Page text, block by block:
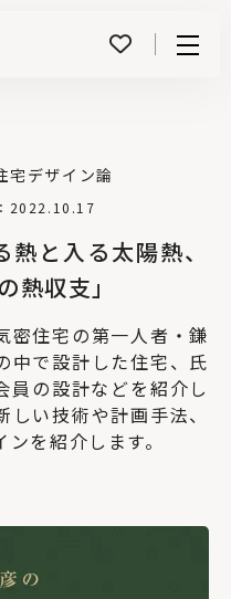
と入る太陽熱、
熱収支」
2022.10.17
宅デザイン論
密住宅の第一人者・鎌
中で設計した住宅、氏
員の設計などを紹介し
い技術や計画手法、
を紹介します。